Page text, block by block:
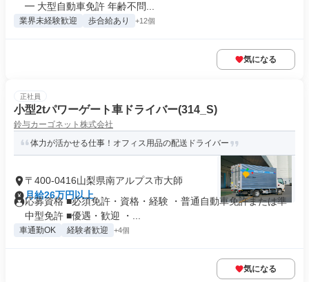
━ 大型自動車免許 年齢不問...
業界未経験歓迎 歩合給あり +12個
気になる
正社員
小型2tパワーゲート車ドライバー(314_S)
鈴与カーゴネット株式会社
体力が活かせる仕事！オフィス用品の配送ドライバー
〒400-0416山梨県南アルプス市大師
月給26万円以上
応募資格 ■必須免許・資格・経験 ・普通自動車免許または準
中型免許 ■優遇・歓迎 ・...
車通勤OK 経験者歓迎 +4個
気になる